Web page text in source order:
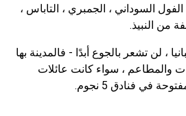
السوداني ، الجمبري ، التاباس ،
من النبيذ.
، لن تشعر بالجوع أبدًا - فالمدينة بها
والمطاعم ، سواء كانت عائلات
في فنادق 5 نجوم.